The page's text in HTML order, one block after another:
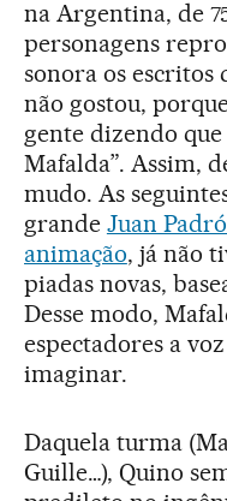
na Argentina, de
personagens
sonora os escritos
não gostou,
gente dizendo que
Mafalda”. Assim,
mudo. As
grande Juan
animação, já não
piadas novas,
Desse modo,
espectadores a
imaginar.
Daquela turma
Guille…), Quino